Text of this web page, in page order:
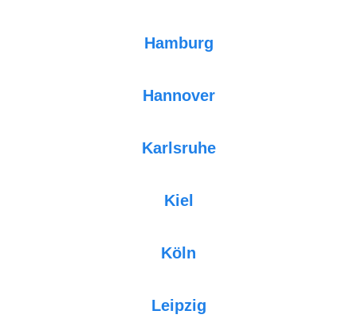
Hamburg
Hannover
Karlsruhe
Kiel
Köln
Leipzig